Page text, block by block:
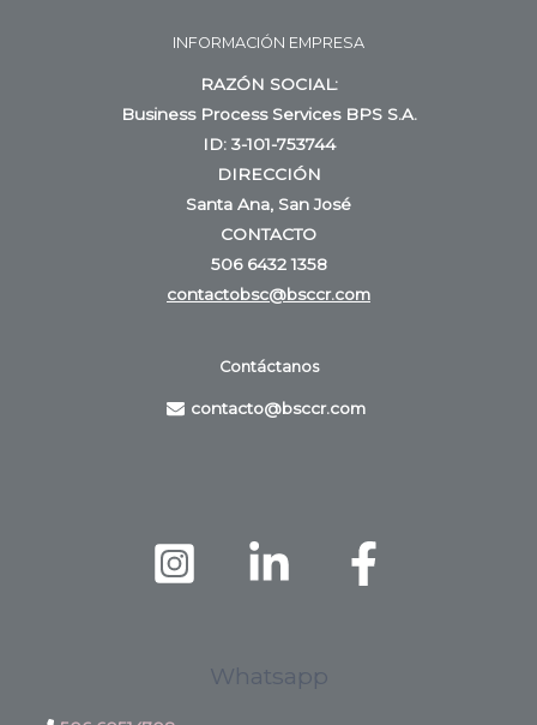
INFORMACIÓN EMPRESA
RAZÓN SOCIAL:
Business Process Services BPS S.A.
ID: 3-101-753744
DIRECCIÓN
Santa Ana, San José
CONTACTO
506 6432 1358
contactobsc@bsccr.com
Contáctanos
contacto@bsccr.com
Whatsapp